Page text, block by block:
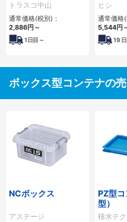
トラスコ中山
通常価格(税別)：
2,886円 ～
1日目～
ヒシ
通常価格(
5,544円
19
ボックス型コンテナの
NCボックス
アステージ
PZ型
型）
積水テ